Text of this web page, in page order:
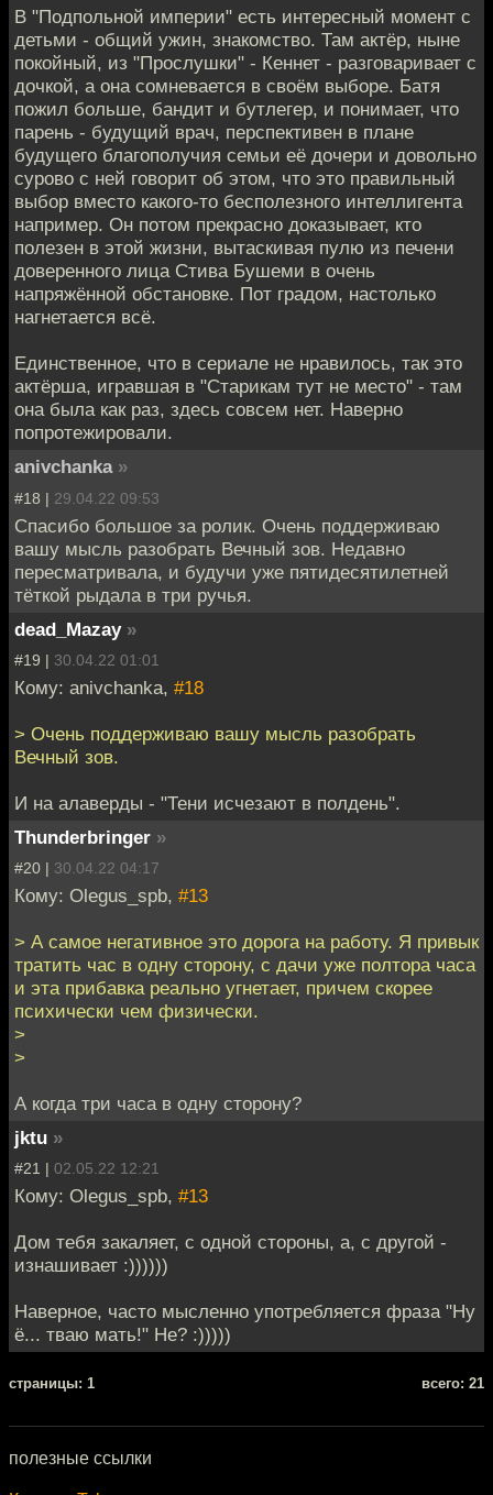
В "Подпольной империи" есть интересный момент с
детьми - общий ужин, знакомство. Там актёр, ныне
покойный, из "Прослушки" - Кеннет - разговаривает с
дочкой, а она сомневается в своём выборе. Батя
пожил больше, бандит и бутлегер, и понимает, что
парень - будущий врач, перспективен в плане
будущего благополучия семьи её дочери и довольно
сурово с ней говорит об этом, что это правильный
выбор вместо какого-то бесполезного интеллигента
например. Он потом прекрасно доказывает, кто
полезен в этой жизни, вытаскивая пулю из печени
доверенного лица Стива Бушеми в очень
напряжённой обстановке. Пот градом, настолько
нагнетается всё.
Единственное, что в сериале не нравилось, так это
актёрша, игравшая в "Старикам тут не место" - там
она была как раз, здесь совсем нет. Наверно
попротежировали.
anivchanka »
#18 | 29.04.22 09:53
Спасибо большое за ролик. Очень поддерживаю
вашу мысль разобрать Вечный зов. Недавно
пересматривала, и будучи уже пятидесятилетней
тёткой рыдала в три ручья.
dead_Mazay »
#19 | 30.04.22 01:01
Кому: anivchanka, #18
> Очень поддерживаю вашу мысль разобрать
Вечный зов.
И на алаверды - "Тени исчезают в полдень".
Thunderbringer »
#20 | 30.04.22 04:17
Кому: Olegus_spb, #13
> А самое негативное это дорога на работу. Я привык
тратить час в одну сторону, с дачи уже полтора часа
и эта прибавка реально угнетает, причем скорее
психически чем физически.
>
>
А когда три часа в одну сторону?
jktu »
#21 | 02.05.22 12:21
Кому: Olegus_spb, #13
Дом тебя закаляет, с одной стороны, а, с другой -
изнашивает :))))))
Наверное, часто мысленно употребляется фраза "Ну
ё... тваю мать!" Не? :)))))
cтраницы: 1 всего: 21
полезные ссылки